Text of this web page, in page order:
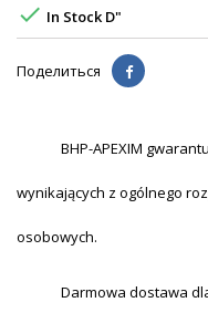
 In Stock D"
Поделиться
BHP-APEXIM
wynikających z ogólnego
osobowych.
Darmowa dostawa